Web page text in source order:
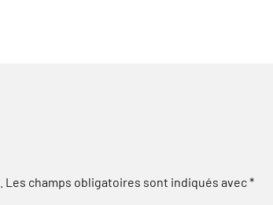
Les champs obligatoires sont indiqués avec*